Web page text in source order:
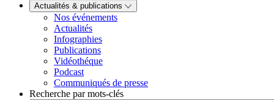
Actualités & publications
Nos événements
Actualités
Infographies
Publications
Vidéothéque
Podcast
Communiqués de presse
Recherche par mots-clés